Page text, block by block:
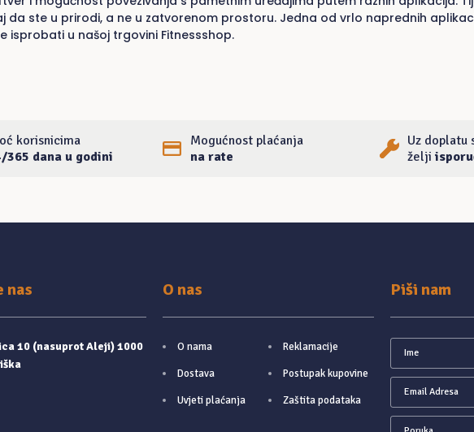
da ste u prirodi, a ne u zatvorenom prostoru. Jedna od vrlo naprednih
isprobati u našoj trgovini Fitnessshop.
korisnicima
365 dana u godini
Mogućnost plaćanja
na rate
Uz doplatu
želji
nas
10 (nasuprot Aleji) 1000
O nas
O nama Reklamacije
Dostava Postupak kupovine
Uvjeti plaćanja Zaštita podataka
Piši nam